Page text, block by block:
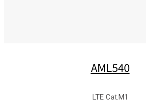
AML540
LTE Cat.M1